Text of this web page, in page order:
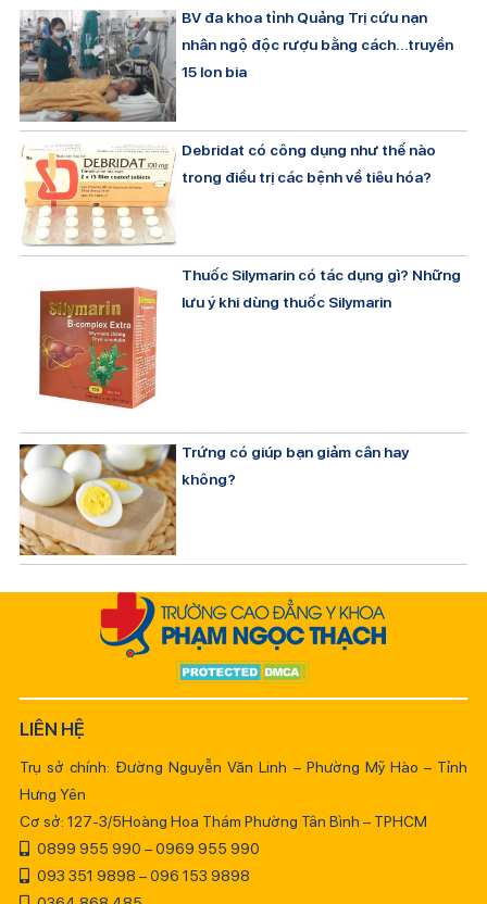
BV đa khoa tỉnh Quảng Trị cứu nạn
nhân ngộ độc rượu bằng cách…truyền
15 lon bia
Debridat có công dụng như thế nào
trong điều trị các bệnh về tiêu hóa?
Thuốc Silymarin có tác dụng gì? Những
lưu ý khi dùng thuốc Silymarin
Trứng có giúp bạn giảm cân hay
không?
LIÊN HỆ
Trụ sở chính: Đường Nguyễn Văn Linh – Phường Mỹ Hào – Tỉnh
Hưng Yên
Cơ sở: 127-3/5Hoàng Hoa Thám Phường Tân Bình – TPHCM
0899 955 990 – 0969 955 990
093 351 9898 – 096 153 9898